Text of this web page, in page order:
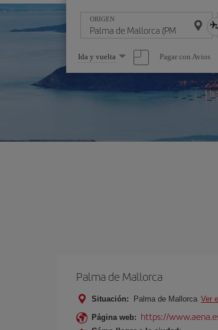
ORIGEN
Seleccione
una
opción
Ida y vuelta Pagar con Avios
Palma de Mallorca
Situación: Palma de Mallorca Ver
Página web: https://